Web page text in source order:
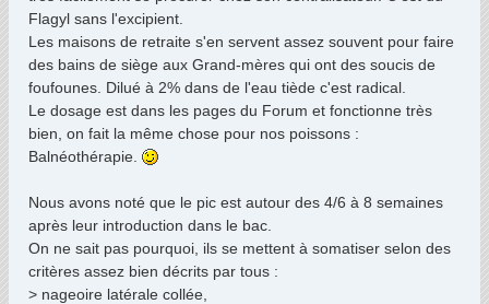
Flagyl sans l'excipient.
Les maisons de retraite s'en servent assez souvent pour faire
des bains de siège aux Grand-mères qui ont des soucis de
foufounes. Dilué à 2% dans de l'eau tiède c'est radical.
Le dosage est dans les pages du Forum et fonctionne très
bien, on fait la même chose pour nos poissons :
Balnéothérapie.
Nous avons noté que le pic est autour des 4/6 à 8 semaines
après leur introduction dans le bac.
On ne sait pas pourquoi, ils se mettent à somatiser selon des
critères assez bien décrits par tous :
> nageoire latérale collée,